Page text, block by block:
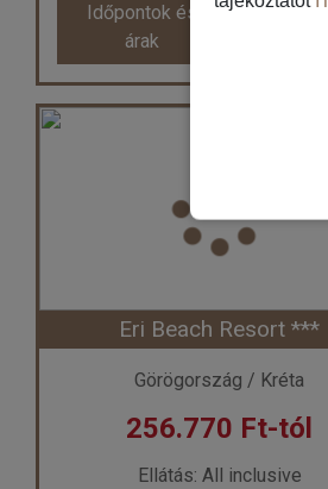
árak
Időpontok és
árak
DANAIDES APARTMENTS
Utazás módja:
Ellátás:
Reggeli
Szálláskategória:Hotel ****
már 250.140 Ft-tól
Eri Beach Resort ***
Görögország / Kréta
256.770 Ft-tól
Ellátás: All inclusive